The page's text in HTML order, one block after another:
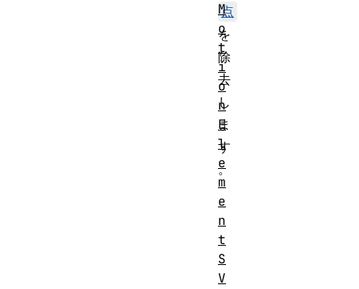
点
を
除
去
し
ま
す
。
M
o
t
i
o
n
E
l
e
m
e
n
t
S
V